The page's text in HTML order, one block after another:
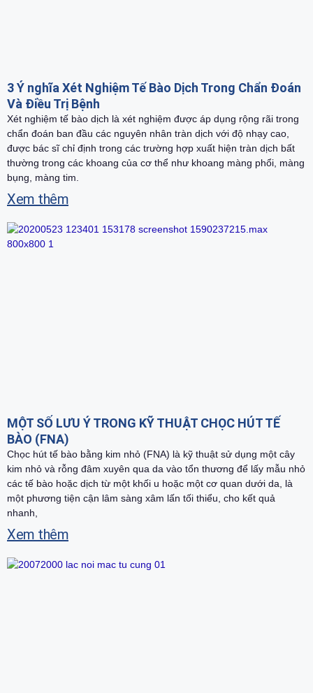
3 Ý nghĩa Xét Nghiệm Tế Bào Dịch Trong Chẩn Đoán
Và Điều Trị Bệnh
Xét nghiệm tế bào dịch là xét nghiệm được áp dụng rộng rãi trong
chẩn đoán ban đầu các nguyên nhân tràn dịch với độ nhạy cao,
được bác sĩ chỉ định trong các trường hợp xuất hiện tràn dịch bất
thường trong các khoang của cơ thể như khoang màng phổi, màng
bụng, màng tim.
Xem thêm
MỘT SỐ LƯU Ý TRONG KỸ THUẬT CHỌC HÚT TẾ
BÀO (FNA)
Chọc hút tế bào bằng kim nhỏ (FNA) là kỹ thuật sử dụng một cây
kim nhỏ và rỗng đâm xuyên qua da vào tổn thương để lấy mẫu nhỏ
các tế bào hoặc dịch từ một khối u hoặc một cơ quan dưới da, là
một phương tiện cận lâm sàng xâm lấn tối thiểu, cho kết quả
nhanh,
Xem thêm